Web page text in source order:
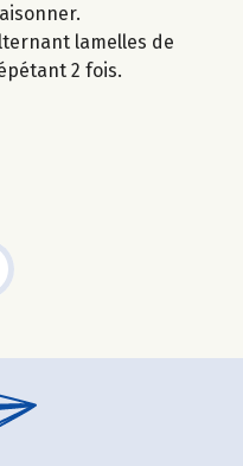
lamelles de
2 fois.